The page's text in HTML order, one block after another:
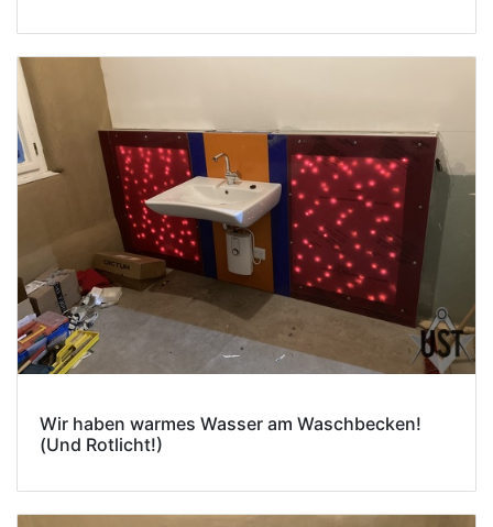
Wir haben warmes Wasser am Waschbecken!
(Und Rotlicht!)